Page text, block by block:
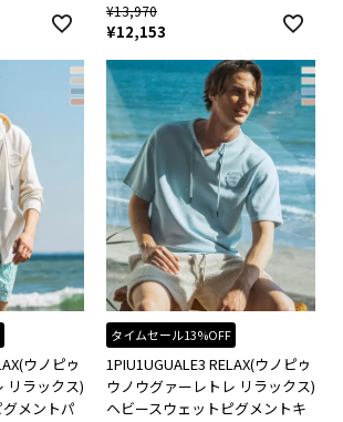
¥13,970
¥12,153
ウノピゥ
リラックス)
メントパ
タイムセール13%OFF
1PIU1UGUALE3 RELAX(ウノピゥ
ウノウグァーレトレ リラックス)
ヘビースウェットピグメントキ